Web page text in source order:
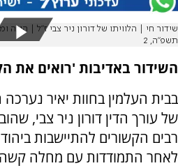
שידור חי | הלוויתו של דורון ניר צבי ז"ל | הוגה
תשפ"ה, 2
השידור באדיבות 'רואים את
בבית העלמין בחוות יאיר נערכה
של עורך הדין דורון ניר צבי,
רבים הקשורים להתיישבות
לאחר התמודדות עם מחלה